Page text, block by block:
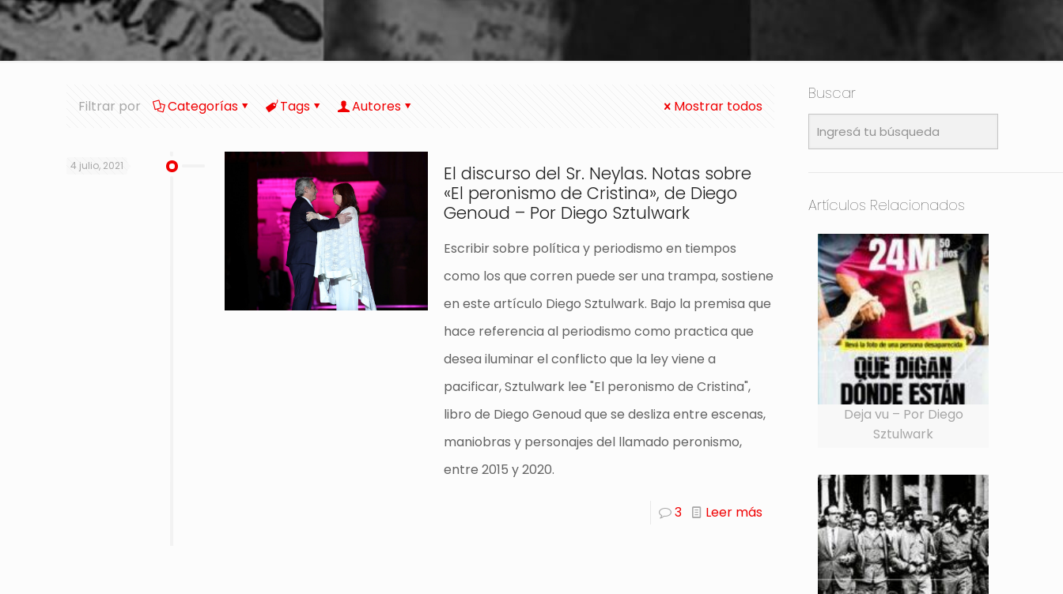
Filtrar por Categorías Tags Autores Mostrar todos
4 julio, 2021
El discurso del Sr. Neylas. Notas sobre
«El peronismo de Cristina», de Diego
Genoud – Por Diego Sztulwark
Escribir sobre política y periodismo en tiempos
como los que corren puede ser una trampa, sostiene
en este artículo Diego Sztulwark. Bajo la premisa que
hace referencia al periodismo como practica que
desea iluminar el conflicto que la ley viene a
pacificar, Sztulwark lee "El peronismo de Cristina",
libro de Diego Genoud que se desliza entre escenas,
maniobras y personajes del llamado peronismo,
entre 2015 y 2020.
3 Leer más
Buscar
Artículos Relacionados
Deja vu – Por Diego
Sztulwark